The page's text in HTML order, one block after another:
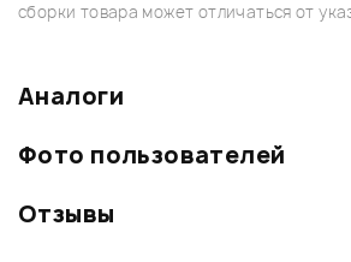
сборки товара может отличаться от
Аналоги
Фото пользователей
Загрузите свои фотографии
Отзывы